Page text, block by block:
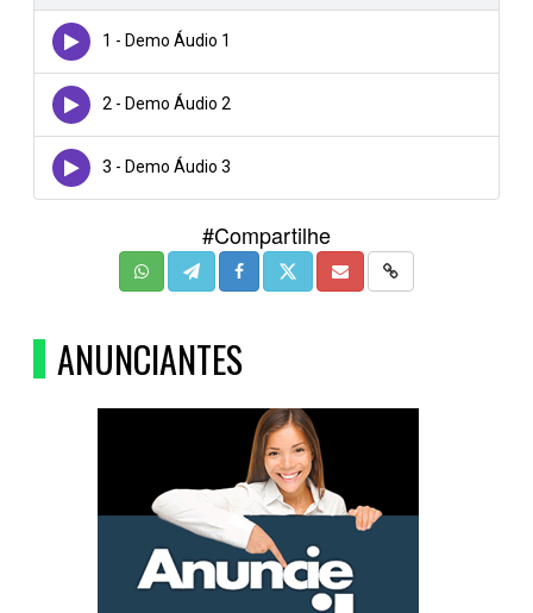
1 - Demo Áudio 1
2 - Demo Áudio 2
3 - Demo Áudio 3
#Compartilhe
ANUNCIANTES